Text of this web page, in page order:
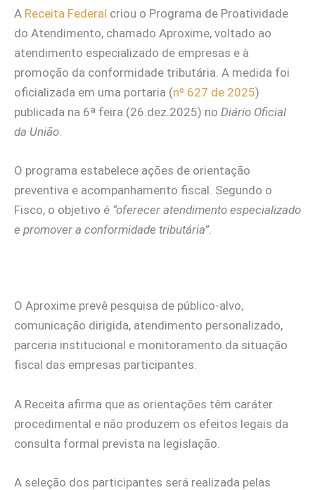
A Receita Federal criou o Programa de Proatividade
do Atendimento, chamado Aproxime, voltado ao
atendimento especializado de empresas e à
promoção da conformidade tributária. A medida foi
oficializada em uma portaria (nº 627 de 2025)
publicada na 6ª feira (26.dez.2025) no Diário Oficial
da União.
O programa estabelece ações de orientação
preventiva e acompanhamento fiscal. Segundo o
Fisco, o objetivo é “oferecer atendimento especializado
e promover a conformidade tributária”.
O Aproxime prevê pesquisa de público-alvo,
comunicação dirigida, atendimento personalizado,
parceria institucional e monitoramento da situação
fiscal das empresas participantes.
A Receita afirma que as orientações têm caráter
procedimental e não produzem os efeitos legais da
consulta formal prevista na legislação.
A seleção dos participantes será realizada pelas